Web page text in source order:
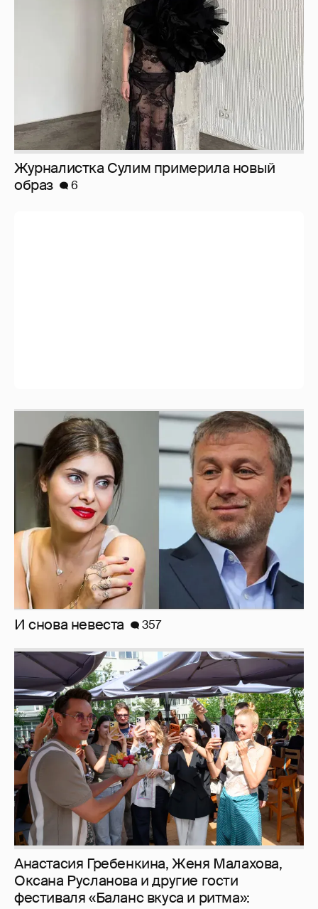
Анастасия Гребенкина, Женя Малахова,
Оксана Русланова и другие гости
фестиваля «Баланс вкуса и ритма»:
рассматриваем летние образы
Рублёвские дочки 187